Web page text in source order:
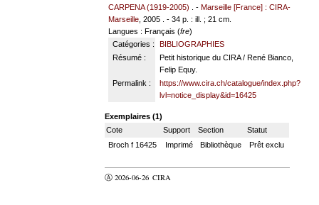
CARPENA (1919-2005)
. -Marseille [France] : CIRA-
Marseille , 2005 . - 34 p. : ill. ; 21 cm.
Langues : Français (fre)
Catégories :
BIBLIOGRAPHIES
Résumé :
Petit historique du CIRA / René Bianco,
Felip Equy.
Permalink :
https://www.cira.ch/catalogue/index.php?
lvl=notice_display&id=16425
Exemplaires (1)
Cote
Support Section
Statut
Broch f 16425
Imprimé Bibliothèque Prêt exclu
Ⓐ 2026-06-26 CIRA